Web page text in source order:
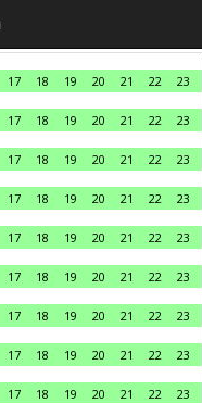
17 18 19 20 21 22
23
17 18 19 20 21 22
23
17 18 19 20 21 22
23
17 18 19 20 21 22
23
17 18 19 20 21 22
23
17 18 19 20 21 22
23
17 18 19 20 21 22
23
17 18 19 20 21 22
23
17 18 19 20 21 22
23